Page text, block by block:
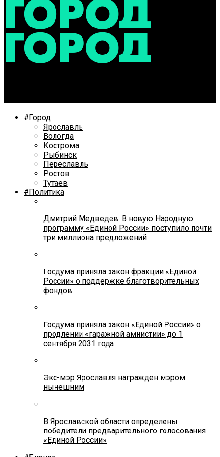
#Город
Ярославль
Вологда
Кострома
Рыбинск
Переславль
Ростов
Тутаев
#Политика
Дмитрий Медведев: В новую Народную
программу «Единой России» поступило почти
три миллиона предложений
Госдума приняла закон фракции «Единой
России» о поддержке благотворительных
фондов
Госдума приняла закон «Единой России» о
продлении «гаражной амнистии» до 1
сентября 2031 года
Экс-мэр Ярославля награжден мэром
нынешним
В Ярославской области определены
победители предварительного голосования
«Единой России»